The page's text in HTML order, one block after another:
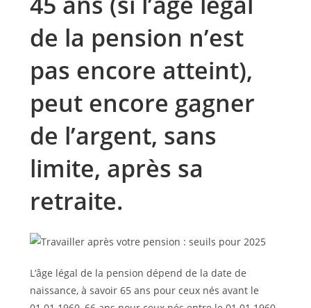
de la pension n’est
pas encore atteint),
peut encore gagner
de l’argent, sans
limite, après sa
retraite.
L’âge légal de la pension dépend de la date de
naissance, à savoir 65 ans pour ceux nés avant le